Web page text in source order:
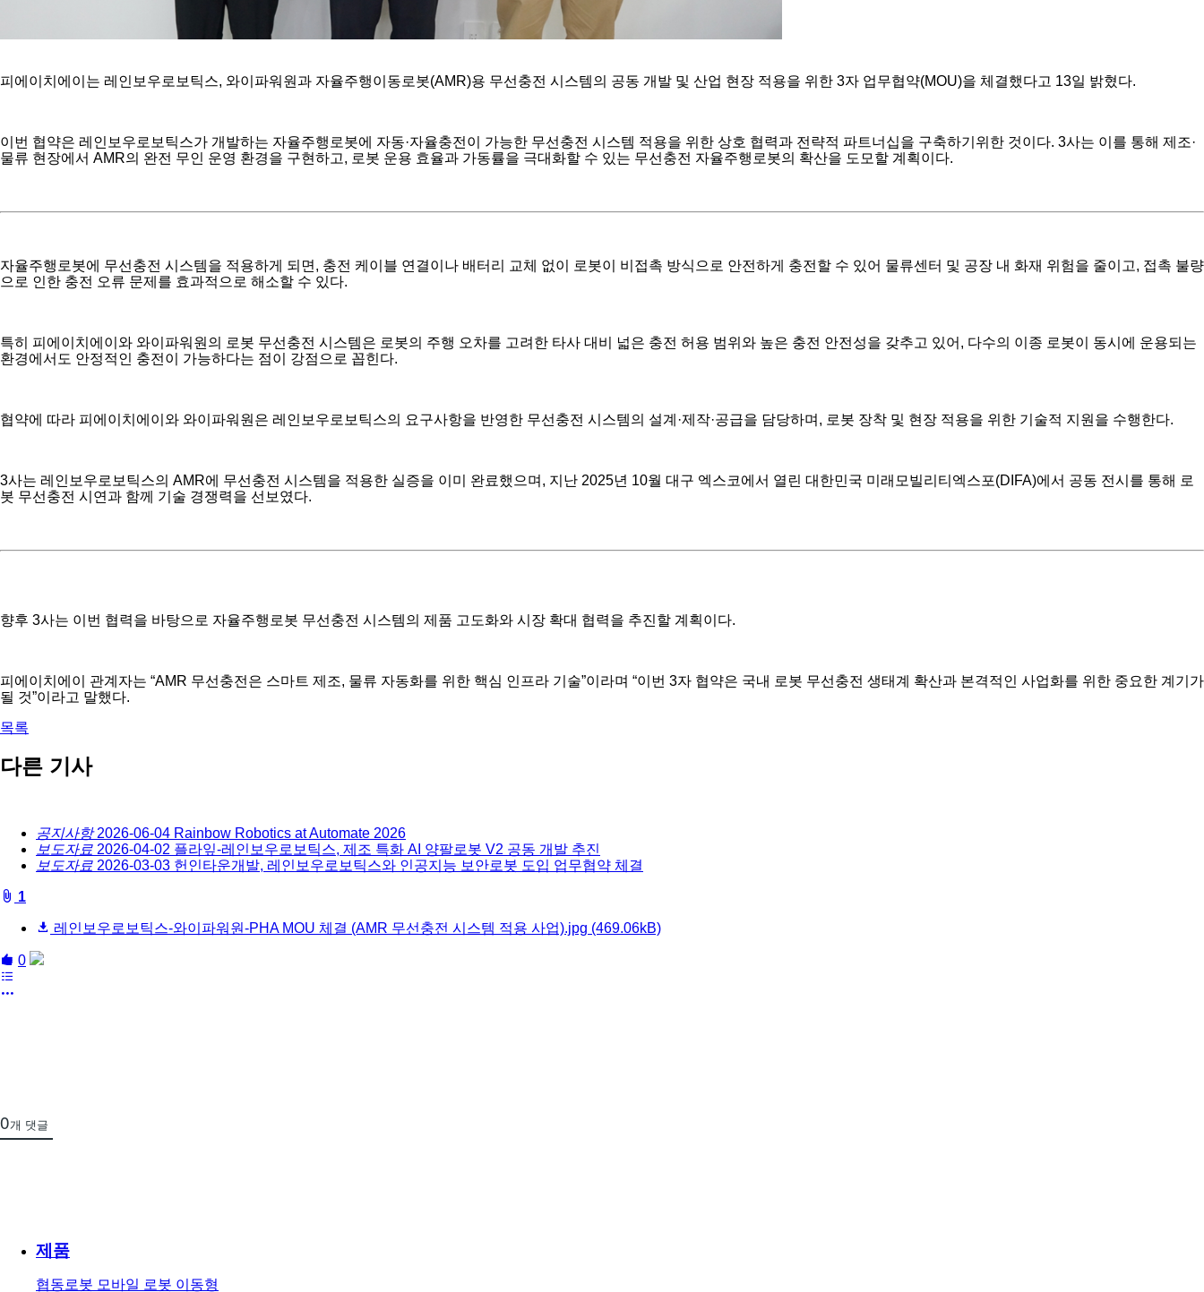
피에이치에이는 레인보우로보틱스, 와이파워원과 자율주행이동로봇(AMR)용 무선충전 시스템의 공동 개발 및 산업 현장 적용을 위한 3자 업무협약(MOU)을 체결했다고 13일 밝혔다.
이번 협약은 레인보우로보틱스가 개발하는 자율주행로봇에 자동·자율충전이 가능한 무선충전 시스템 적용을 위한 상호 협력과 전략적 파트너십을 구축하기위한 것이다. 3사는 이를 통해 제조·
물류 현장에서 AMR의 완전 무인 운영 환경을 구현하고, 로봇 운용 효율과 가동률을 극대화할 수 있는 무선충전 자율주행로봇의 확산을 도모할 계획이다.
자율주행로봇에 무선충전 시스템을 적용하게 되면, 충전 케이블 연결이나 배터리 교체 없이 로봇이 비접촉 방식으로 안전하게 충전할 수 있어 물류센터 및 공장 내 화재 위험을 줄이고, 접촉 불량
으로 인한 충전 오류 문제를 효과적으로 해소할 수 있다.
특히 피에이치에이와 와이파워원의 로봇 무선충전 시스템은 로봇의 주행 오차를 고려한 타사 대비 넓은 충전 허용 범위와 높은 충전 안전성을 갖추고 있어, 다수의 이종 로봇이 동시에 운용되는
환경에서도 안정적인 충전이 가능하다는 점이 강점으로 꼽힌다.
협약에 따라 피에이치에이와 와이파워원은 레인보우로보틱스의 요구사항을 반영한 무선충전 시스템의 설계·제작·공급을 담당하며, 로봇 장착 및 현장 적용을 위한 기술적 지원을 수행한다.
3사는 레인보우로보틱스의 AMR에 무선충전 시스템을 적용한 실증을 이미 완료했으며, 지난 2025년 10월 대구 엑스코에서 열린 대한민국 미래모빌리티엑스포(DIFA)에서 공동 전시를 통해 로
봇 무선충전 시연과 함께 기술 경쟁력을 선보였다.
향후 3사는 이번 협력을 바탕으로 자율주행로봇 무선충전 시스템의 제품 고도화와 시장 확대 협력을 추진할 계획이다.
피에이치에이 관계자는 “AMR 무선충전은 스마트 제조, 물류 자동화를 위한 핵심 인프라 기술”이라며 “이번 3자 협약은 국내 로봇 무선충전 생태계 확산과 본격적인 사업화를 위한 중요한 계기가
될 것”이라고 말했다.
목록
다른 기사
공지사항 2026-06-04 Rainbow Robotics at Automate 2026
보도자료 2026-04-02 플라잎-레인보우로보틱스, 제조 특화 AI 양팔로봇 V2 공동 개발 추진
보도자료 2026-03-03 헌인타운개발, 레인보우로보틱스와 인공지능 보안로봇 도입 업무협약 체결
board::fileAttachedList
1
레인보우로보틱스-와이파워원-PHA MOU 체결 (AMR 무선충전 시스템 적용 사업).jpg (469.06kB)
board::like
0
share
0개 댓글
제품
협동로봇 모바일 로봇 이동형